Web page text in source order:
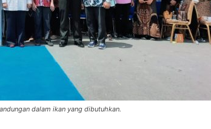
dalam ikan yang dibutuhkan.